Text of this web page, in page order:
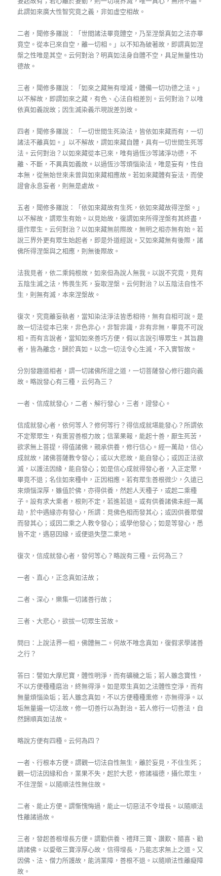
此謂如來廣大性智究竟之義，非如虛空相故。
二者，聞修多羅說：「世間諸法畢竟體空，乃至涅槃真如之法亦畢
竟空。從本已來自空，離一切相。」以不知為破著故，即謂真如涅
槃之性唯是其空。云何對治？明真如法身自體不空，具足無量性功
德故。
三者，聞修多羅說：「如來之藏無有增減，體備一切功德之法。」
以不解故，即謂如來之藏，有色、心法自相差別。云何對治？以唯
依真如義說故；因生滅染義示現說差別故。
四者，聞修多羅說：「一切世間生死染法，皆依如來藏而有，一切
諸法不離真如。」以不解故，謂如來藏自體，具有一切世間生死等
法。云何對治？以如來藏從本已來，唯有過恆沙等諸淨功德，不
離、不斷，不異真如義故。以過恆沙等煩惱染法，唯是妄有，性自
本無，從無始世來未曾與如來藏相應故。若如來藏體有妄法，而使
證會永息妄者，則無是處故。
五者，聞修多羅說：「依如來藏故有生死，依如來藏故得涅槃。」
以不解故，謂眾生有始。以見始故，復謂如來所得涅槃有其終盡，
還作眾生。云何對治？以如來藏無前際故，無明之相亦無有始。若
說三界外更有眾生始起者，即是外道經說。又如來藏無有後際，諸
佛所得涅槃與之相應，則無後際故。
法我見者，依二乘鈍根故，如來但為說人無我。以說不究竟，見有
五陰生滅之法，怖畏生死，妄取涅槃。云何對治？以五陰法自性不
生，則無有滅，本來涅槃故。
復次，究竟離妄執者，當知染法淨法皆悉相待，無有自相可說。是
故一切法從本已來，非色非心，非智非識，非有非無，畢竟不可說
相。而有言說者，當知如來善巧方便，假以言說引導眾生。其旨趣
者，皆為離念，歸於真如。以念一切法令心生滅，不入實智故。
分別發趣道相者，謂一切諸佛所證之道，一切菩薩發心修行趨向義
故。略說發心有三種，云何為三？
一者、信成就發心，二者、解行發心，三者，證發心。
信成就發心者，依何等人？修何等行？得信成就堪能發心？所謂依
不定聚眾生，有熏習善根力故；信業果報，能起十善，厭生死苦，
欲求無上菩提，得值諸佛，親承供養，修行信心。經一萬劫，信心
成就故，諸佛菩薩教令發心；或以大悲故，能自發心；或因正法欲
滅，以護法因緣，能自發心；如是信心成就得發心者，入正定聚，
畢竟不退；名住如來種中，正因相應。若有眾生善根微少，久遠已
來煩惱深厚，雖值於佛，亦得供養，然起人天種子，或起二乘種
子。設有求大乘者，根則不定，若進若退。或有供養諸佛未經一萬
劫，於中遇緣亦有發心，所謂：見佛色相而發其心；或因供養眾僧
而發其心；或因二乘之人教令發心；或學他發心；如是等發心，悉
皆不定，遇惡因緣，或便退失墮二乘地。
復次，信成就發心者，發何等心？略說有三種。云何為三？
一者、直心，正念真如法故；
二者、深心，樂集一切諸善行故；
三者、大悲心，欲拔一切眾生苦故。
問曰：上說法界一相，佛體無二。何故不唯念真如，復假求學諸善
之行？
答曰：譬如大摩尼寶，體性明淨，而有礦穢之垢；若人雖念寶性，
不以方便種種磨治，終無得淨。如是眾生真如之法體性空淨，而有
無量煩惱染垢；若人雖念真如，不以方便種種熏修，亦無得淨。以
垢無量遍一切法故，修一切善行以為對治。若人修行一切善法，自
然歸順真如法故。
略說方便有四種。云何為四？
一者、行根本方便。謂觀一切法自性無生，離於妄見，不住生死；
觀一切法因緣和合，業果不失，起於大悲，修諸福德，攝化眾生，
不住涅槃。以隨順法性無住故。
二者、能止方便。謂慚愧悔過，能止一切惡法不令增長。以隨順法
性離諸過故。
三者，發起善根增長方便。謂勤供養、禮拜三寶、讚歎、隨喜、勸
請諸佛。以愛敬三寶淳厚心故，信得增長，乃能志求無上之道。又
因佛、法、僧力所護故，能消業障，善根不退。以隨順法性離癡障
故。